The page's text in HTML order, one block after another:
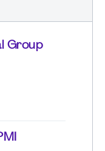
Group